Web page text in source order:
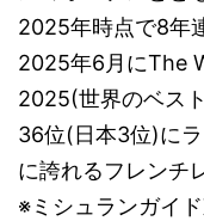
2025年時点で8年
2025年6月にThe
2025(世界のベス
36位(日本3位)に
に誇れるフレンチ
※ミシュランガイ